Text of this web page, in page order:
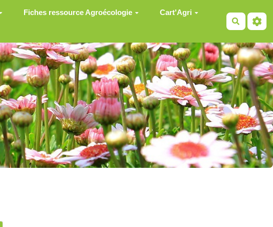
Fiches ressource Agroécologie Cart'Agri